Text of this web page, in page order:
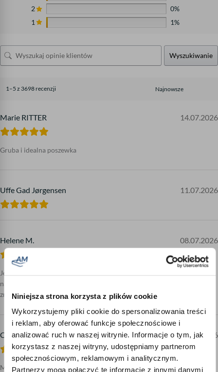
Niniejsza strona korzysta z plików cookie
Wykorzystujemy pliki cookie do spersonalizowania treści
i reklam, aby oferować funkcje społecznościowe i
analizować ruch w naszej witrynie. Informacje o tym, jak
korzystasz z naszej witryny, udostępniamy partnerom
społecznościowym, reklamowym i analitycznym.
Partnerzy mogą połączyć te informacje z innymi danymi
2
0%
1
1%
Wyszukiwanie
1–5 z 3698 recenzji
Marie RITTER 14.07.2026
Gruba i idealna poszewka
Uffe Gad Jørgensen 11.07.2026
Helene M. 08.07.2026
Jesteśmy niezwykle zadowoleni z materaca Topper. Używamy go w
naszej małej przyczepie kempingowej i sprawdza się naprawdę
znakomicie. Zdecydowanie możemy go
Claudia Fritz 20.06.2026
Materac dotarł bezpiecznie zapakowany. Łatwo go było złożyć, już po 4